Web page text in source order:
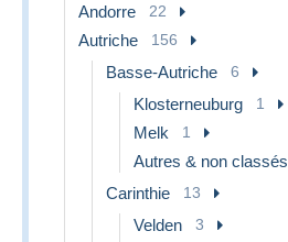
Andorre 22
Autriche 156
Basse-Autriche 6
Klosterneuburg 1
Melk 1
Autres & non classés
Carinthie 13
Velden 3